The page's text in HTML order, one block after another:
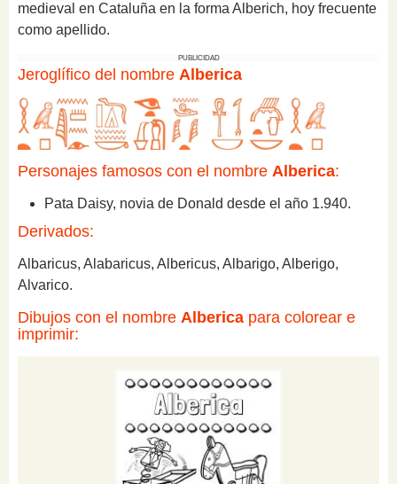
medieval en Cataluña en la forma Alberich, hoy frecuente
como apellido.
PUBLICIDAD
Jeroglífico del nombre Alberica
Personajes famosos con el nombre Alberica:
Pata Daisy, novia de Donald desde el año 1.940.
Derivados:
Albaricus, Alabaricus, Albericus, Albarigo, Alberigo,
Alvarico.
Dibujos con el nombre Alberica para colorear e
imprimir: